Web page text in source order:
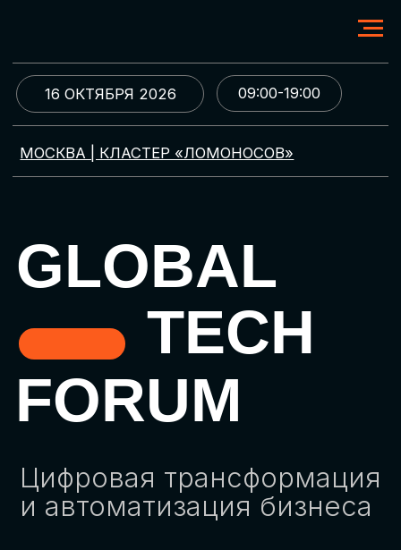
МОСКВА | КЛАСТЕР «ЛОМОНОСОВ»
GLOBAL
TECH
FORUM
Цифровая трансформация
и автоматизация бизнеса
ЗАРЕГИСТРИРОВАТЬСЯ
09:00-19:00
16 ОКТЯБРЯ 2026